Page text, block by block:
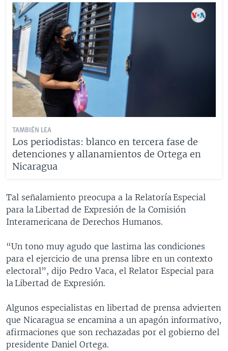
TAMBIÉN LEA
Los periodistas: blanco en tercera fase de
detenciones y allanamientos de Ortega en
Nicaragua
Tal señalamiento preocupa a la Relatoría Especial
para la Libertad de Expresión de la Comisión
Interamericana de Derechos Humanos.
“Un tono muy agudo que lastima las condiciones
para el ejercicio de una prensa libre en un contexto
electoral”, dijo Pedro Vaca, el Relator Especial para
la Libertad de Expresión.
Algunos especialistas en libertad de prensa advierten
que Nicaragua se encamina a un apagón informativo,
afirmaciones que son rechazadas por el gobierno del
presidente Daniel Ortega.